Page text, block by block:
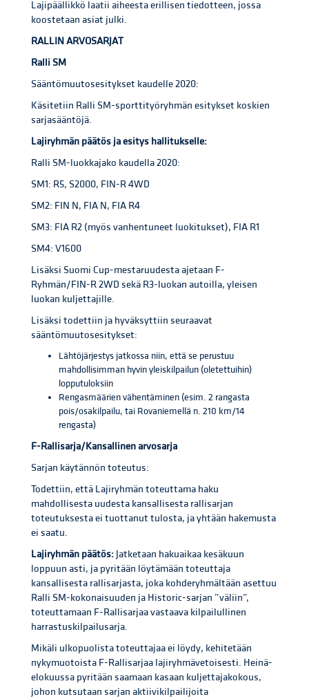
Lajipäällikkö laatii aiheesta erillisen tiedotteen, jossa
koostetaan asiat julki.
RALLIN ARVOSARJAT
Ralli SM
Sääntömuutosesitykset kaudelle 2020:
Käsitetiin Ralli SM-sporttityöryhmän esitykset koskien
sarjasääntöjä.
Lajiryhmän päätös ja esitys hallitukselle:
Ralli SM-luokkajako kaudella 2020:
SM1: R5, S2000, FIN-R 4WD
SM2: FIN N, FIA N, FIA R4
SM3: FIA R2 (myös vanhentuneet luokitukset), FIA R1
SM4: V1600
Lisäksi Suomi Cup-mestaruudesta ajetaan F-
Ryhmän/FIN-R 2WD sekä R3-luokan autoilla, yleisen
luokan kuljettajille.
Lisäksi todettiin ja hyväksyttiin seuraavat
sääntömuutosesitykset:
Lähtöjärjestys jatkossa niin, että se perustuu
mahdollisimman hyvin yleiskilpailun (oletettuihin)
lopputuloksiin
Rengasmäärien vähentäminen (esim. 2 rangasta
pois/osakilpailu, tai Rovaniemellä n. 210 km/14
rengasta)
F-Rallisarja/Kansallinen arvosarja
Sarjan käytännön toteutus:
Todettiin, että Lajiryhmän toteuttama haku
mahdollisesta uudesta kansallisesta rallisarjan
toteutuksesta ei tuottanut tulosta, ja yhtään hakemusta
ei saatu.
Lajiryhmän päätös: Jatketaan hakuaikaa kesäkuun
loppuun asti, ja pyritään löytämään toteuttaja
kansallisesta rallisarjasta, joka kohderyhmältään asettuu
Ralli SM-kokonaisuuden ja Historic-sarjan ”väliin”,
toteuttamaan F-Rallisarjaa vastaava kilpailullinen
harrastuskilpailusarja.
Mikäli ulkopuolista toteuttajaa ei löydy, kehitetään
nykymuotoista F-Rallisarjaa lajiryhmävetoisesti. Heinä-
elokuussa pyritään saamaan kasaan kuljettajakokous,
johon kutsutaan sarjan aktiivikilpailijoita